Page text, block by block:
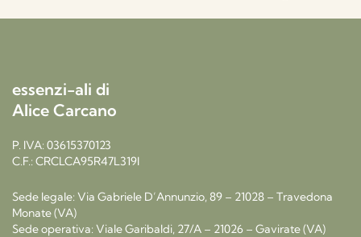
essenzi-ali di
Alice Carcano
P. IVA: 03615370123
C.F.: CRCLCA95R47L319I
Sede legale: Via Gabriele D’Annunzio, 89 – 21028 – Travedona
Monate (VA)
Sede operativa: Viale Garibaldi, 27/A – 21026 – Gavirate (VA)